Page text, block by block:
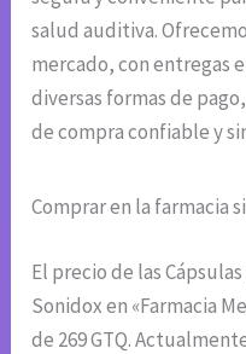
salud auditiva.
mercado, con entregas
diversas formas de
de compra confiable y
Comprar en la farmacia
El precio de las
Sonidox en «Farmacia
de 269 GTQ.